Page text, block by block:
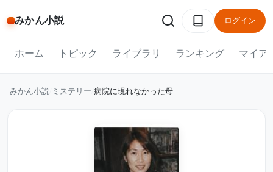
みかん小説 ログイン
ホーム トピック ライブラリ ランキング マイア
みかん小説 ミステリー 病院に現れなかった母